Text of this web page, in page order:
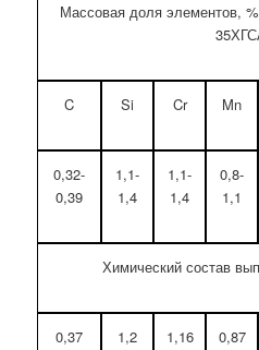
Массовая доля элементов,
C Si Cr Mn
0,32-
0,39
1,1-
1,4
1,1-
1,4
0,8-
1,1
Химический состав
0,37 1,2 1,16 0,87